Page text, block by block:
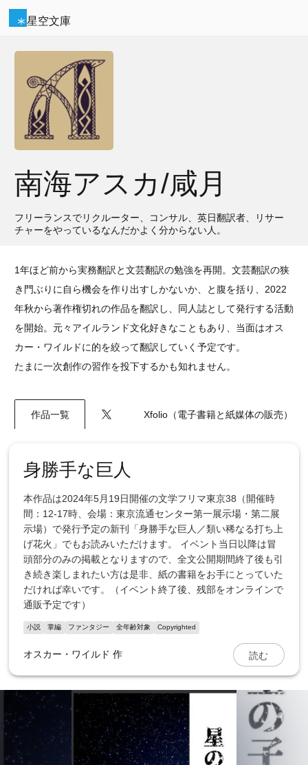
星空文庫
南海アスカ/咸月
フリーランスでリクルーター、コンサル、英日翻訳者、リサー
チャーをやっているなんだかよく分からない人。
1年ほど前から実務翻訳と文芸翻訳の勉強を再開。文芸翻訳の狭
き門ぶりに自ら機会を作り出すしかないか、と腹を括り、2022
年秋から著作権切れの作品を翻訳し、同人誌として発行する活動
を開始。元々アイルランド文化好きなこともあり、当面はオス
カー・ワイルドに的を絞って翻訳していく予定です。
たまに一次創作の習作を投下するかも知れません。
作品一覧 Xfolio（電子書籍と紙媒体の販売）
身勝手な巨人
本作品は2024年5月19日開催の文学フリマ東京38（開催時
間：12-17時、会場：東京流通センター第一展示場・第二展
示場）で発行予定の新刊「身勝手な巨人／類い稀なる打ち上
げ花火」でもお読みいただけます。 イベント当日以降は冒
頭部分のみの掲載となりますので、全文公開期間終了後も引
き続き楽しまれたい方は是非、紙の書籍をお手にとっていた
だければ幸いです。（イベント終了後、残部をオンラインで
通販予定です）
小説 掌編 ファンタジー 全年齢対象 Copyrighted
オスカー・ワイルド 作 読む